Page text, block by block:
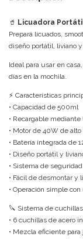
🥤 Licuadora
Prepará licuados,
diseño portátil, liviano
Ideal para usar en
días en la mochila.
⚡ Características
• Capacidad de 500ml
• Recargable mediante
• Motor de 40W de
• Batería integrada de
• Diseño portátil y
• Sistema de
• Fácil de desmontar y
• Operación simple
🔪 Sistema de
• 6 cuchillas de acero
• Mezcla eficiente